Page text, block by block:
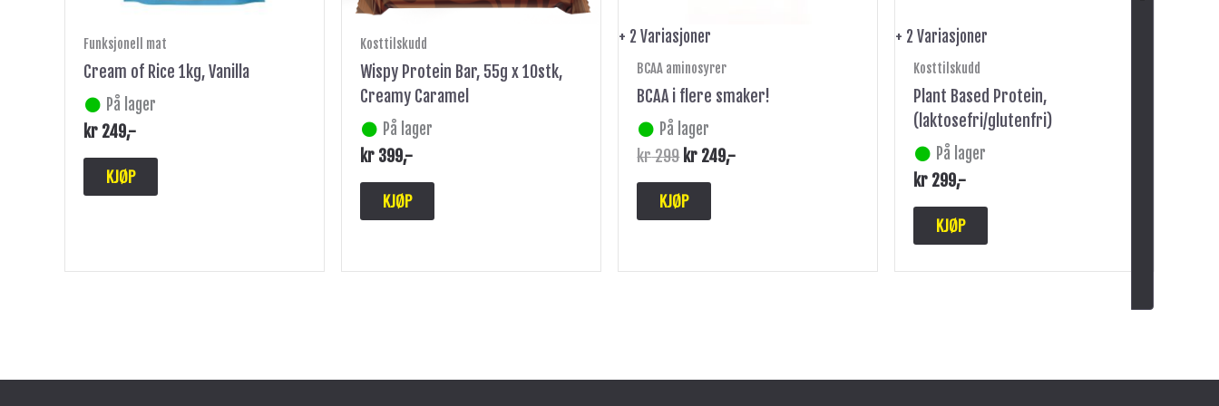
Funksjonell mat
Cream of Rice 1kg, Vanilla
På lager
kr 249,-
KJØP
Kosttilskudd
Wispy Protein Bar, 55g x 10stk,
Creamy Caramel
På lager
kr 399,-
KJØP
+ 2 Variasjoner
BCAA aminosyrer
BCAA i flere smaker!
På lager
kr299 kr 249,-
KJØP
+ 2 Variasjoner
Kosttilskudd
Plant Based Protein,
(laktosefri/glutenfri)
På lager
kr 299,-
KJØP